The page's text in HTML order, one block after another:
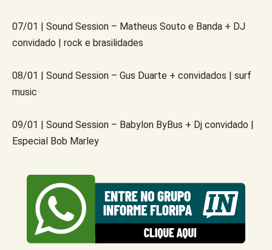
07/01 | Sound Session – Matheus Souto e Banda + DJ
convidado | rock e brasilidades
08/01 | Sound Session – Gus Duarte + convidados | surf
music
09/01 | Sound Session – Babylon ByBus + Dj convidado |
Especial Bob Marley